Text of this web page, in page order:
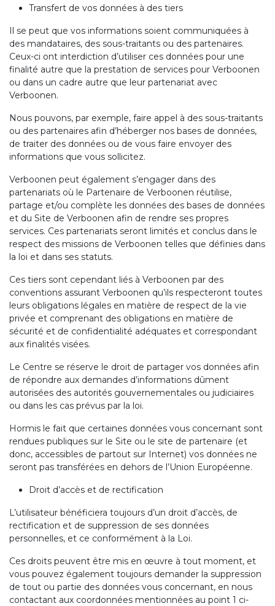
Transfert de vos données à des tiers
Il se peut que vos informations soient communiquées à
des mandataires, des sous-traitants ou des partenaires.
Ceux-ci ont interdiction d’utiliser ces données pour une
finalité autre que la prestation de services pour Verboonen
ou dans un cadre autre que leur partenariat avec
Verboonen.
Nous pouvons, par exemple, faire appel à des sous-traitants
ou des partenaires afin d’héberger nos bases de données,
de traiter des données ou de vous faire envoyer des
informations que vous sollicitez.
Verboonen peut également s’engager dans des
partenariats où le Partenaire de Verboonen réutilise,
partage et/ou complète les données des bases de données
et du Site de Verboonen afin de rendre ses propres
services. Ces partenariats seront limités et conclus dans le
respect des missions de Verboonen telles que définies dans
la loi et dans ses statuts.
Ces tiers sont cependant liés à Verboonen par des
conventions assurant Verboonen qu’ils respecteront toutes
leurs obligations légales en matière de respect de la vie
privée et comprenant des obligations en matière de
sécurité et de confidentialité adéquates et correspondant
aux finalités visées.
Le Centre se réserve le droit de partager vos données afin
de répondre aux demandes d’informations dûment
autorisées des autorités gouvernementales ou judiciaires
ou dans les cas prévus par la loi.
Hormis le fait que certaines données vous concernant sont
rendues publiques sur le Site ou le site de partenaire (et
donc, accessibles de partout sur Internet) vos données ne
seront pas transférées en dehors de l’Union Européenne.
Droit d’accès et de rectification
L’utilisateur bénéficiera toujours d’un droit d’accès, de
rectification et de suppression de ses données
personnelles, et ce conformément à la Loi.
Ces droits peuvent être mis en œuvre à tout moment, et
vous pouvez également toujours demander la suppression
de tout ou partie des données vous concernant, en nous
contactant aux coordonnées mentionnées au point 1 ci-